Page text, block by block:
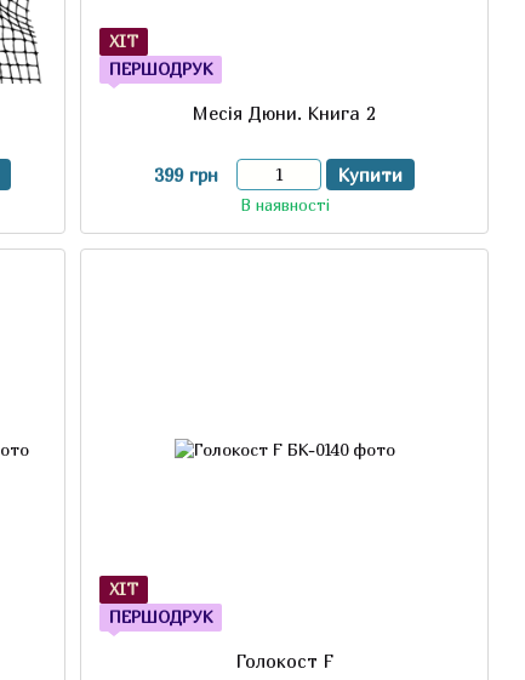
ХІТ
ПЕРШОДРУК
Месія Дюни. Книга 2
399 грн Купити
В наявності
ХІТ
ПЕРШОДРУК
Голокост F